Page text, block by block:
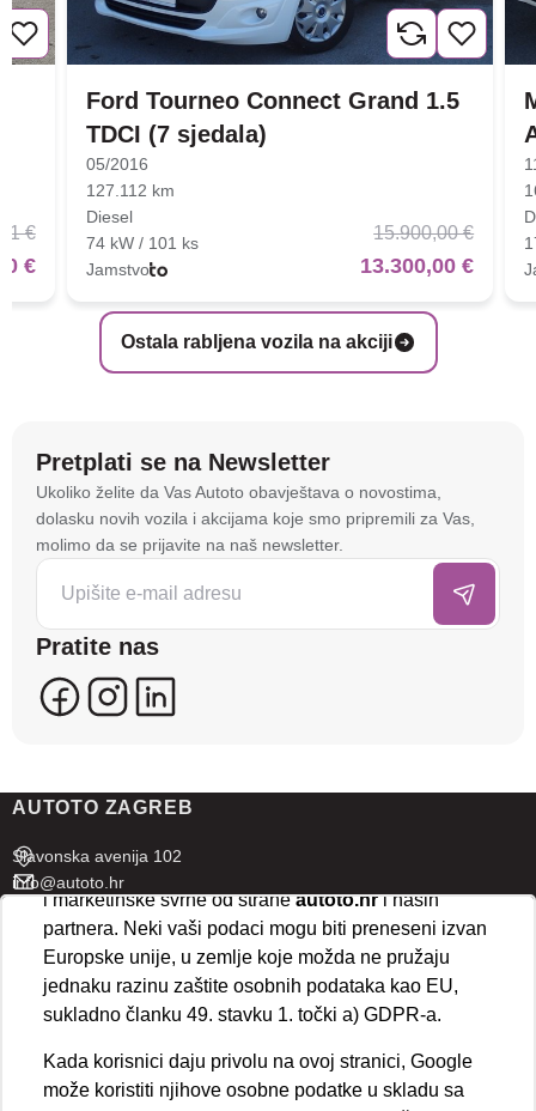
Ostala rabljena vozila na akciji
€
€
Ford Tourneo Connect Grand 1.5
TDCI (7 sjedala)
05/2016
127.112 km
Diesel
74 kW / 101 ks
Jamstvo
15.900,00 €
13.300,00 €
Pretplati se na Newsletter
Ukoliko želite da Vas Autoto obavještava o novostima,
dolasku novih vozila i akcijama koje smo pripremili za Vas,
molimo da se prijavite na naš newsletter.
Pratite nas
AUTOTO ZAGREB
Slavonska avenija 102
info@autoto.hr
Pon - Pet 07:30-18:00
Sub 08:00-13:00
AUTOTO SPLIT
info@autoto.hr
Pon - Pet 08:00-17:00
Na stranici
tehnologije kako bismo spremali i pristupali
informacijama na vašem uređaju. To nam omogućuje
da poboljšamo funkcionalnost stranice, analiziramo
posjećenost te prikazujemo personalizirane oglase i
sadržaje koji bi vas mogli zanimati. U tu svrhu mogu
se kreirati korisnički profili koji povezuju podatke s
više uređaja i web lokacija. Naši partneri također
koriste ove tehnologije.
ispravno funkcioniranje stranice. Odabirom
kolačića na vaš uređaj i njihovu obradu za analitičke
i marketinške svrhe od straneautoto.hri naših
partnera. Neki vaši podaci mogu biti preneseni izvan
Europske unije, u zemlje koje možda ne pružaju
jednaku razinu zaštite osobnih podataka kao EU,
sukladno članku 49. stavku 1. točki a) GDPR-a.
Kada korisnici daju privolu na ovoj stranici, Google
može koristiti njihove osobne podatke u skladu sa